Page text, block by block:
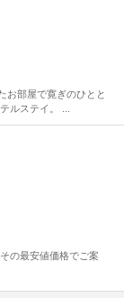
お部屋で寛ぎのひとと
ルステイ。 ...
の最安値価格でご案